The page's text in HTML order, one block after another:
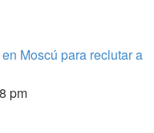
Moscú para reclutar a
pm